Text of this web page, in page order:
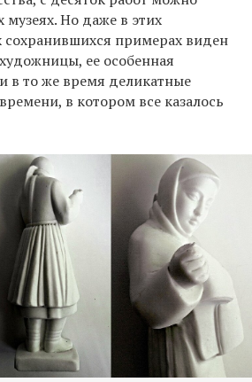
музеях. Но даже в этих
примерах виден
ее особенная
в то же время деликатные
в котором все казалось